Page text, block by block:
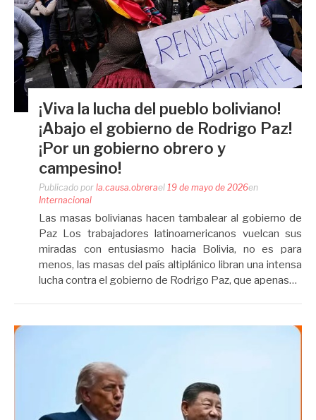
¡Viva la lucha del pueblo boliviano!
¡Abajo el gobierno de Rodrigo Paz!
¡Por un gobierno obrero y
campesino!
Publicado por la.causa.obrerael 19 de mayo de 2026en
Internacional
Las masas bolivianas hacen tambalear al gobierno de
Paz Los trabajadores latinoamericanos vuelcan sus
miradas con entusiasmo hacia Bolivia, no es para
menos, las masas del país altiplánico libran una intensa
lucha contra el gobierno de Rodrigo Paz, que apenas…